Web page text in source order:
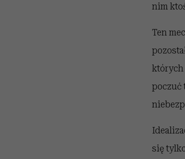
nim
Ten
których
poczuć
się